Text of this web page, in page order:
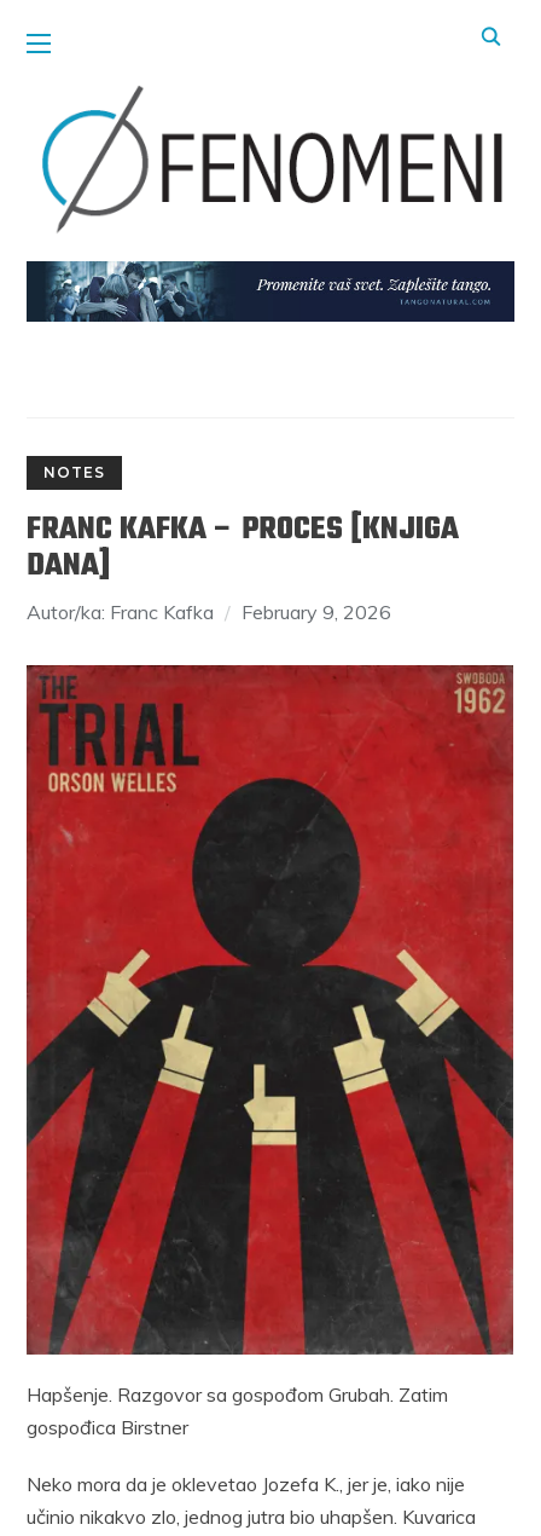
NOTES
FRANC KAFKA – PROCES [KNJIGA
DANA]
Autor/ka: Franc Kafka February 9, 2026
Hapšenje. Razgovor sa gospođom Grubah. Zatim
gospođica Birstner
Neko mora da je oklevetao Jozefa K., jer je, iako nije
učinio nikakvo zlo, jednog jutra bio uhapšen. Kuvarica